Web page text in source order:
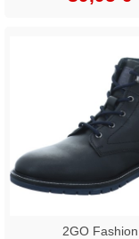
2GO Fashion